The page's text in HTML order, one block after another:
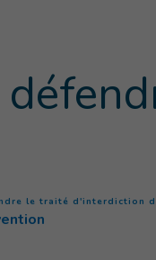
le traité d'interdiction